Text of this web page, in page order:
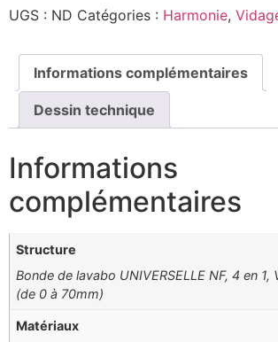
UGS : ND Catégories : Harmonie,
Informations complémentaires
Dessin technique
Informations
complémentaires
Structure
Bonde de lavabo UNIVERSELLE NF, 4 en 1,
(de 0 à 70mm)
Matériaux